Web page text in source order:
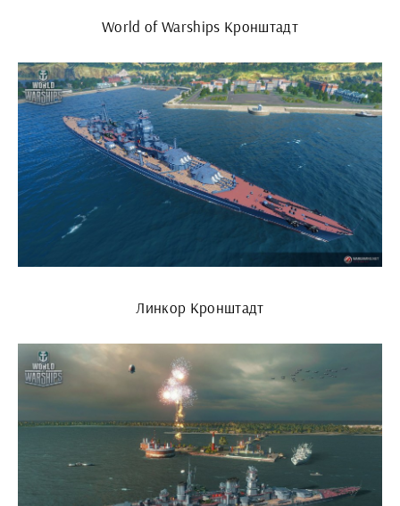
World of Warships Кронштадт
Линкор Кронштадт